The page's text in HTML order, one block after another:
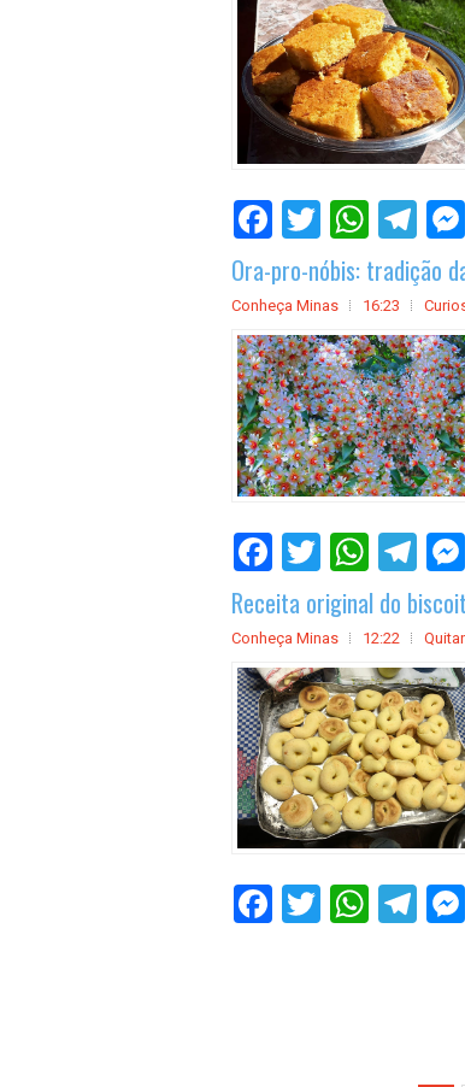
Ora-pro-nóbis: tradição
Conheça Minas 16:23
Receita original do
Conheça Minas 12:22